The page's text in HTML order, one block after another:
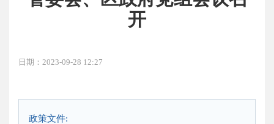
开
日期：2023-09-28 12:27
政策文件: